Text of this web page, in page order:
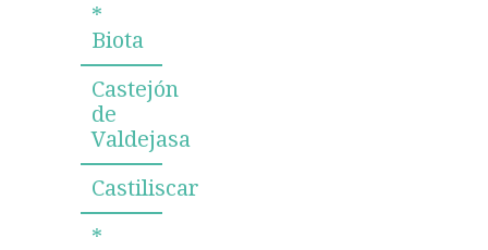
*
Biota
Castejón
de
Valdejasa
Castiliscar
*